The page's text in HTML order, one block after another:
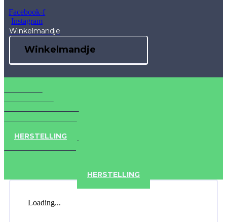
Facebook-f
Instagram
Winkelmandje
Winkelmandje
HERSTELLING
HERSTELLING
Loading...